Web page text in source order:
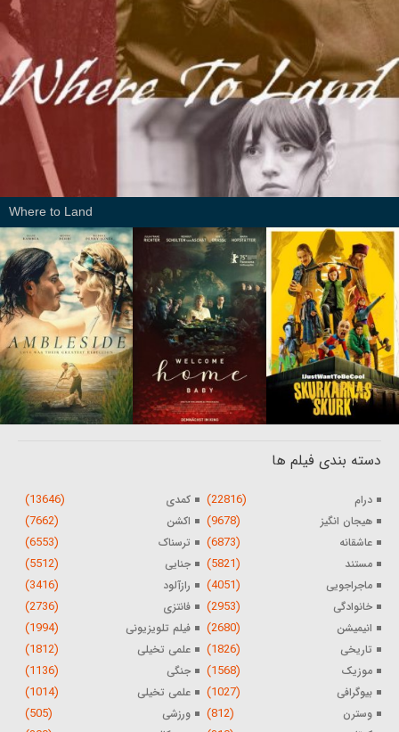
Where to Land
دسته بندی فیلم ها
درام (22816) کمدی (13646)
هیجان انگیز (9678) اکشن (7662)
عاشقانه (6873) ترسناک (6553)
مستند (5821) جنایی (5512)
ماجراجویی (4051) رازآلود (3416)
خانوادگی (2953) فانتزی (2736)
انیمیشن (2680) فیلم تلویزیونی (1994)
تاریخی (1826) علمی تخیلی (1812)
موزیک (1568) جنگی (1136)
بیوگرافی (1027) علمی تخیلی (1014)
وسترن (812) ورزشی (505)